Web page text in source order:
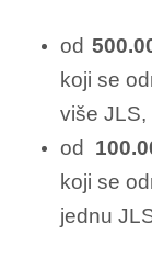
od
koji se
više JLS,
od
koji se
jednu